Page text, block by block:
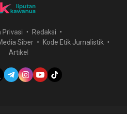
Privasi
Redaksi
Siber
Kode Etik Jurnalistik
Artikel